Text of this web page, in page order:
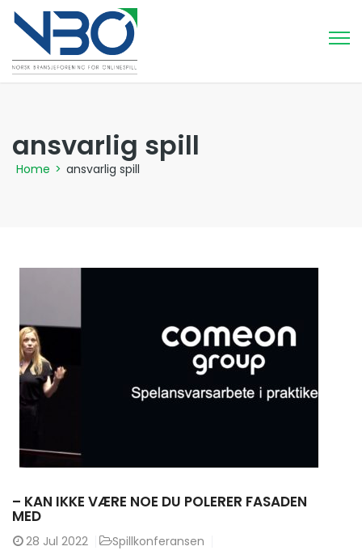
ansvarlig spill
Home > ansvarlig spill
– KAN IKKE VÆRE NOE DU POLERER FASADEN
MED
28 Jul 2022
Spillkonferansen